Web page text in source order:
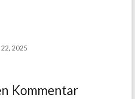
2025
Kommentar